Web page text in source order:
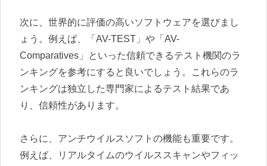
次に、世界的に評価の高いソフトウェアを選びまし
ょう。例えば、「AV-TEST」や「AV-
Comparatives」といった信頼できるテスト機関のラ
ンキングを参考にすると良いでしょう。これらのラ
ンキングは独立した専門家によるテスト結果であ
り、信頼性があります。
さらに、アンチウイルスソフトの機能も重要です。
例えば、リアルタイムのウイルススキャンやフィッ